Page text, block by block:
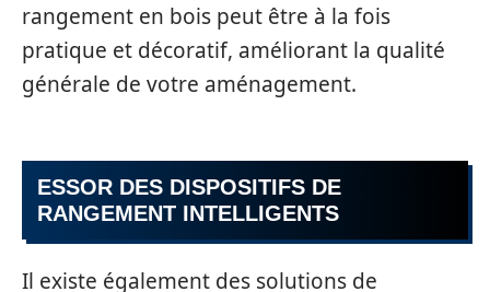
rangement en bois peut être à la fois
pratique et décoratif, améliorant la qualité
générale de votre aménagement.
ESSOR DES DISPOSITIFS DE
RANGEMENT INTELLIGENTS
Il existe également des solutions de